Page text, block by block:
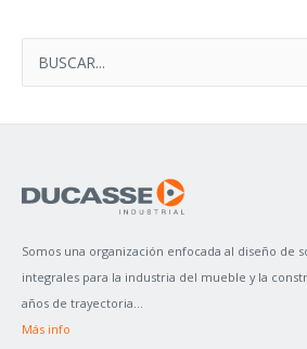
S
O
R
:
Somos una organización enfocada al diseño de
integrales para la industria del mueble y la
años de trayectoria...
Más info